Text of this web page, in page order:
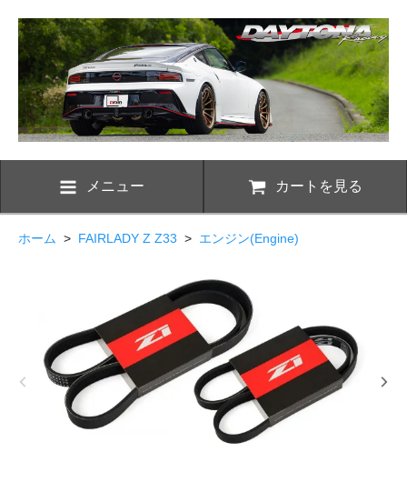
メニュー カートを見る
ホーム > FAIRLADY Z Z33 > エンジン(Engine)